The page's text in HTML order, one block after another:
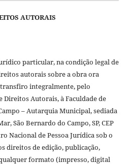
AUTORAIS
particular, na condição legal de
autorais sobre a obra ora
integralmente, pelo
Direitos Autorais, à Faculdade de
– Autarquia Municipal, sediada
São Bernardo do Campo, SP, CEP
Nacional de Pessoa Jurídica sob o
direitos de edição, publicação,
formato (impresso, digital